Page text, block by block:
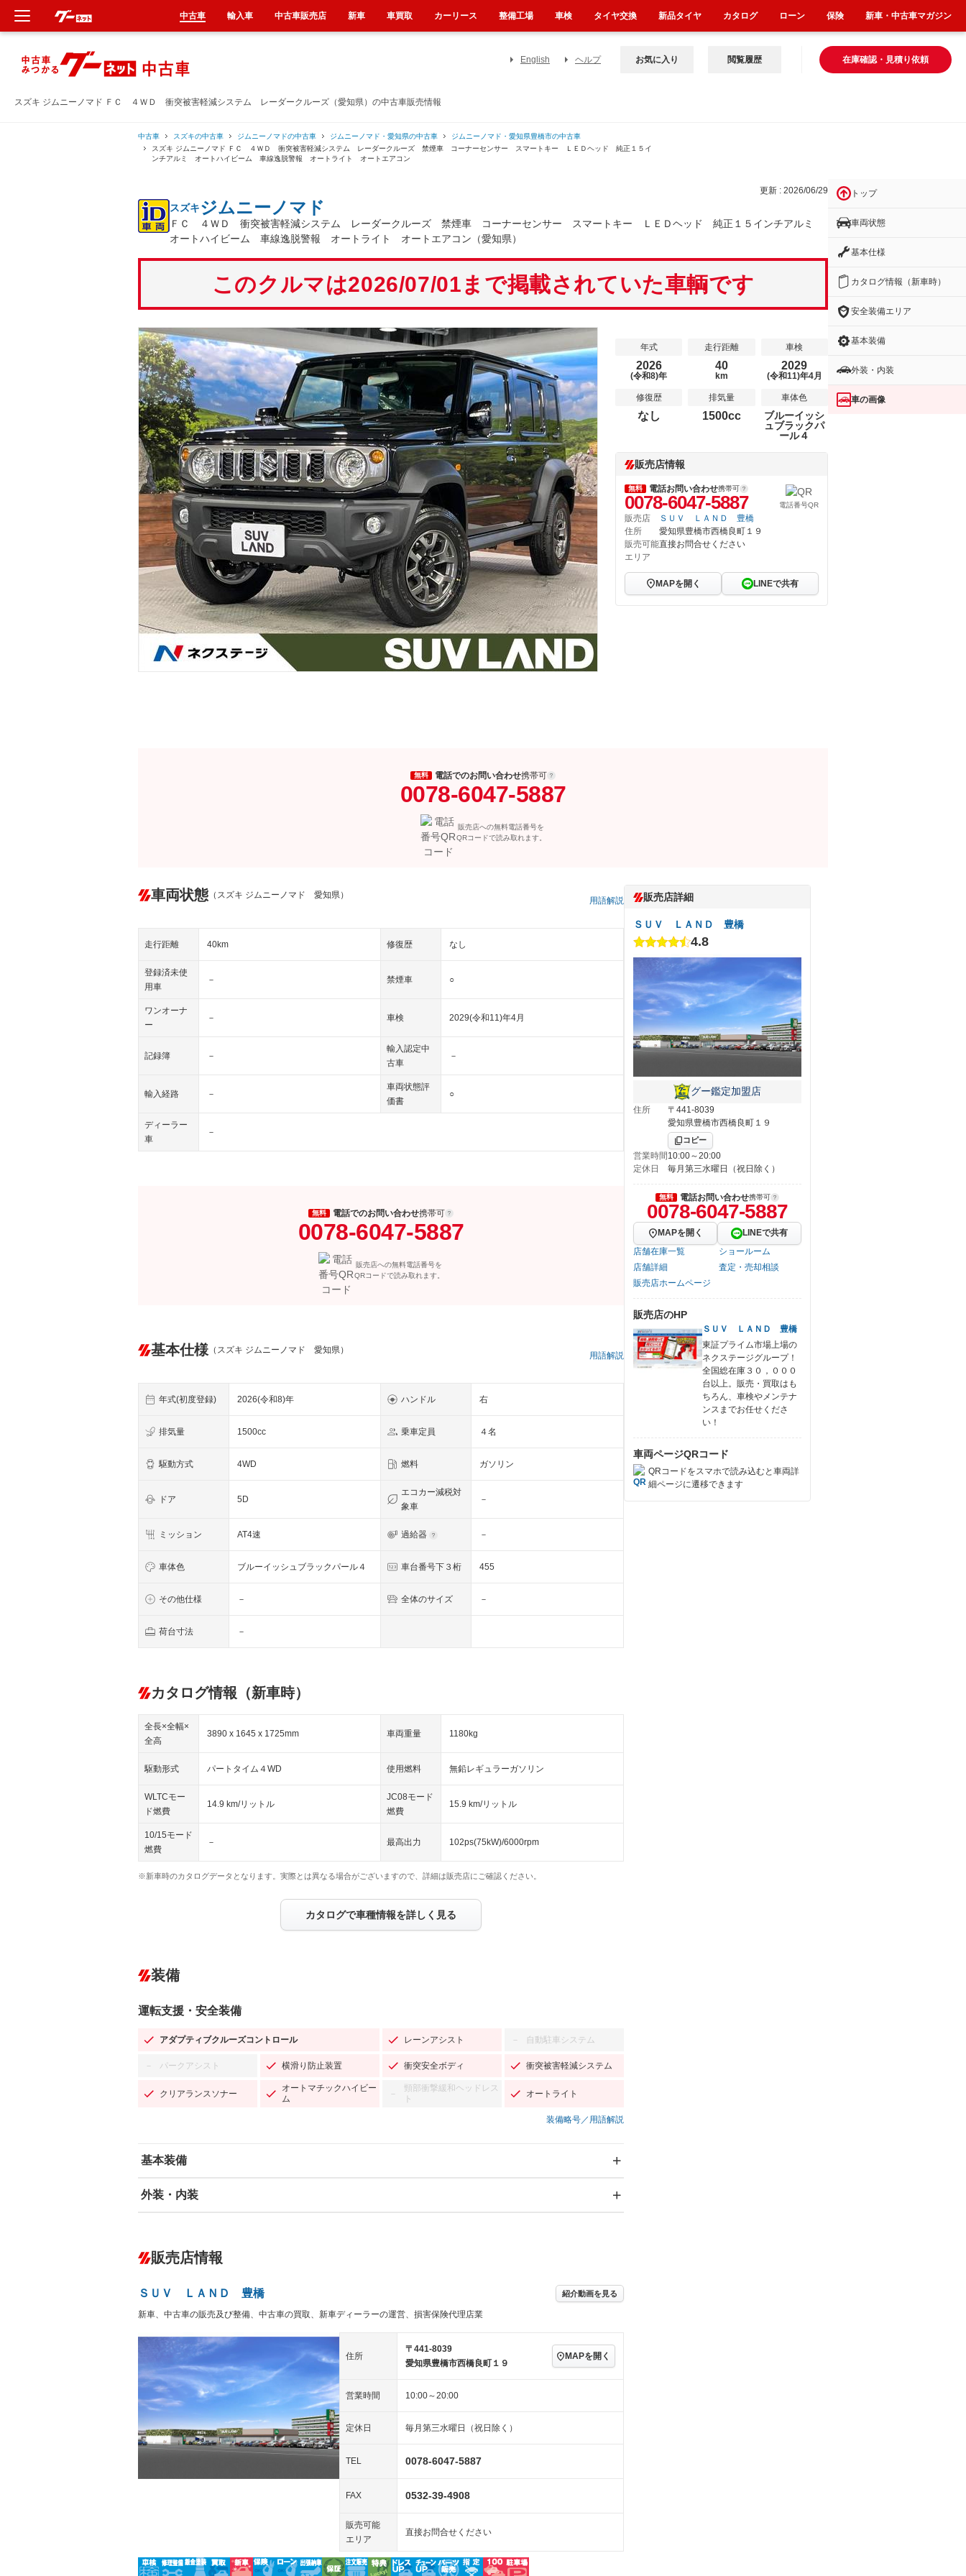
スズキ ジムニーノマド ＦＣ ４ＷＤ 衝突被害軽減システム レーダークルーズ（愛知県）の中古車販売情報
English ヘルプ 在庫確認・見積り依頼
お気に入り 閲覧履歴
中古車 スズキの中古車 ジムニーノマドの中古車 ジムニーノマド・愛知県の中古車
ジムニーノマド・愛知県豊橋市の中古車
スズキ ジムニーノマド ＦＣ ４ＷＤ 衝突被害軽減システム レーダークルーズ 禁煙車 コーナーセンサー スマートキー ＬＥＤヘッド 純正１５イ
ンチアルミ オートハイビーム 車線逸脱警報 オートライト オートエアコン
更新 : 2026/06/29
スズキジムニーノマド
ＦＣ ４ＷＤ 衝突被害軽減システム レーダークルーズ 禁煙車 コーナーセンサー スマートキー ＬＥＤヘッド 純正１５インチアルミ
オートハイビーム 車線逸脱警報 オートライト オートエアコン（愛知県）
このクルマは2026/07/01まで掲載されていた車輌です
年式
2026
(令和8)年
走行距離
40
km
車検
2029
(令和11)年4月
修復歴
なし
排気量
1500cc
車体色
ブルーイッシ
ュブラックパ
ール４
販売店情報
無料 電話お問い合わせ携帯可
0078-6047-5887 電話番号QR
販売店
ＳＵＶ ＬＡＮＤ 豊橋
住所
愛知県豊橋市西橋良町１９
販売可能
エリア
直接お問合せください
MAPを開く LINEで共有
無料 電話でのお問い合わせ携帯可
0078-6047-5887
販売店への無料電話番号を
QRコードで読み取れます。
車両状態 （スズキ ジムニーノマド 愛知県）
用語解説
走行距離 40km 修復歴 なし
登録済未使
用車
－ 禁煙車 ○
ワンオーナ
ー
－ 車検 2029(令和11)年4月
記録簿 －
輸入認定中
古車
－
輸入経路 －
車両状態評
価書
○
ディーラー
車
－
無料 電話でのお問い合わせ携帯可
0078-6047-5887
販売店への無料電話番号を
QRコードで読み取れます。
基本仕様 （スズキ ジムニーノマド 愛知県）
用語解説
年式(初度登録) 2026(令和8)年 ハンドル 右
排気量 1500cc 乗車定員 ４名
駆動方式 4WD 燃料 ガソリン
ドア 5D
エコカー減税対
象車
－
ミッション AT4速 過給器 －
車体色 ブルーイッシュブラックパール４ 車台番号下３桁 455
その他仕様 － 全体のサイズ －
荷台寸法 －
カタログ情報（新車時）
全長×全幅×
全高
3890 x 1645 x 1725mm 車両重量 1180kg
駆動形式 パートタイム４WD 使用燃料 無鉛レギュラーガソリン
WLTCモー
ド燃費
14.9 km/リットル
JC08モード
燃費
15.9 km/リットル
10/15モード
燃費
－ 最高出力 102ps(75kW)/6000rpm
※新車時のカタログデータとなります。実際とは異なる場合がございますので、詳細は販売店にご確認ください。
カタログで車種情報を詳しく見る
装備
運転支援・安全装備
アダプティブクルーズコントロール レーンアシスト － 自動駐車システム
－ パークアシスト 横滑り防止装置 衝突安全ボディ 衝突被害軽減システム
クリアランスソナー
オートマチックハイビー
ム
－
頸部衝撃緩和ヘッドレス
ト
オートライト
装備略号／用語解説
基本装備
エアバッグ：運転席/助手席/サイド
ダウンヒルアシストコントロール
センターデフロック
装備略号／用語解説
外装・内装
－ オーディオ
ヘッドライトウォッシャ
ー
キーレス
LEDヘッドランプ － HID(キセノンライト) － ポータブルナビ
ETC スマートキー ローダウン
－ ランフラットタイヤ － パワーシート 3列シート ベンチシート
－ フルフラットシート チップアップシート オットマン
シートヒーター － ウォークスルー 後席モニター
－ フロントカメラ － シートエアコン
販売店情報
ＳＵＶ ＬＡＮＤ 豊橋 紹介動画を見る
新車、中古車の販売及び整備、中古車の買取、新車ディーラーの運営、損害保険代理店業
住所
〒441-8039
愛知県豊橋市西橋良町１９
MAPを開く
営業時間 10:00～20:00
定休日 毎月第三水曜日（祝日除く）
TEL 0078-6047-5887
FAX 0532-39-4908
販売可能
エリア
直接お問合せください
販売店詳細
ＳＵＶ ＬＡＮＤ 豊橋
4.8
グー鑑定加盟店
住所
〒441-8039
愛知県豊橋市西橋良町１９
コピー
営業時間10:00～20:00
定休日
毎月第三水曜日（祝日除く）
無料 電話お問い合わせ携帯可
0078-6047-5887
MAPを開く
LINEで共有
店舗在庫一覧
ショールーム
店舗詳細
査定・売却相談
販売店ホームページ
販売店のHP
ＳＵＶ ＬＡＮＤ 豊橋
東証プライム市場上場の
ネクステージグループ！
全国総在庫３０，０００
台以上。販売・買取はも
ちろん、車検やメンテナ
ンスまでお任せくださ
い！
車両ページQRコード
QRコードをスマホで読み込むと車両詳
細ページに遷移できます
トップ
車両状態
基本仕様
カタログ情報（新車時）
安全装備エリア
基本装備
外装・内装
車の画像
中古車 輸入車 中古車販売店 新車 車買取 カーリース 整備工場 車検 タイヤ交換 新品タイヤ カタログ ローン 保険 新車・中古車マガジン
新車
中古車